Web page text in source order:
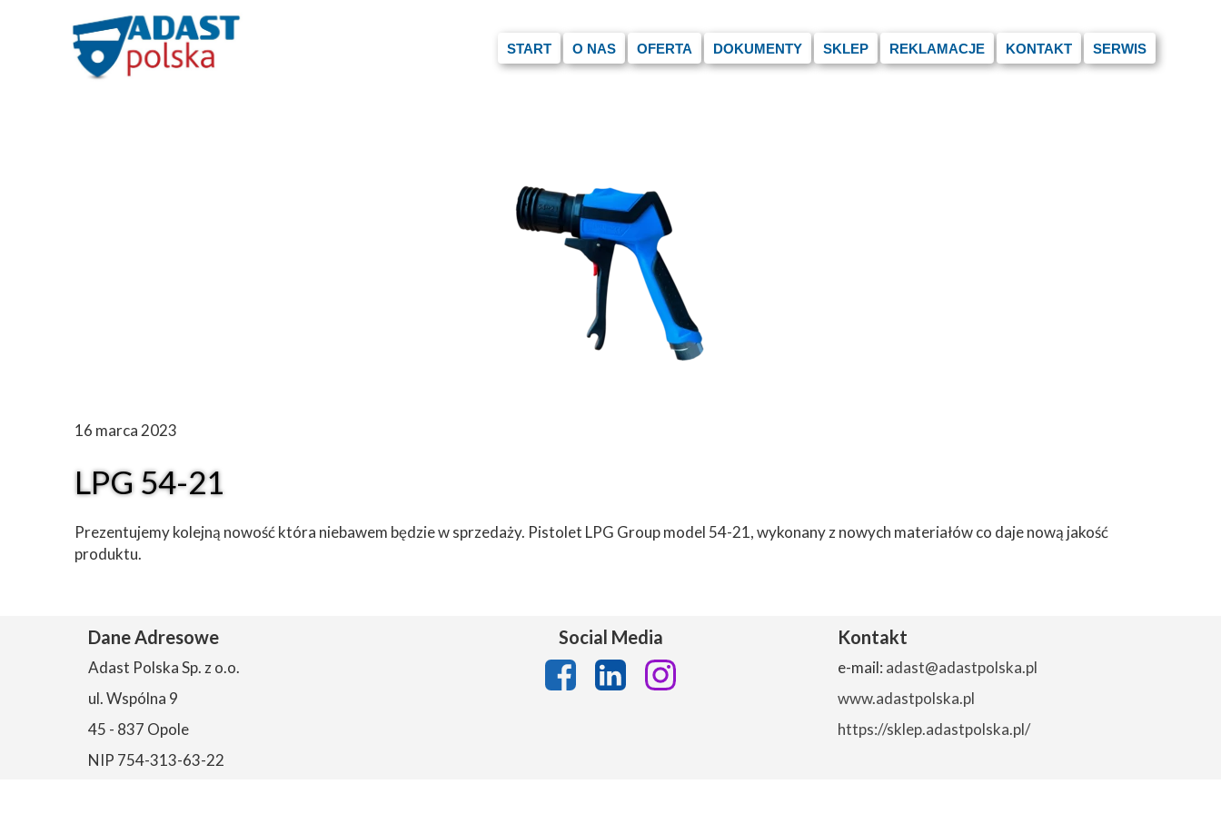
START O NAS OFERTA DOKUMENTY SKLEP REKLAMACJE KONTAKT SERWIS
16 marca 2023
LPG 54-21
Prezentujemy kolejną nowość która niebawem będzie w sprzedaży. Pistolet LPG Group model 54-21, wykonany z nowych materiałów co daje nową jakość
produktu.
Dane Adresowe
Adast Polska Sp. z o.o.
ul. Wspólna 9
45 - 837 Opole
NIP 754-313-63-22
Social Media Kontakt
e-mail: adast@adastpolska.pl
www.adastpolska.pl
https://sklep.adastpolska.pl/